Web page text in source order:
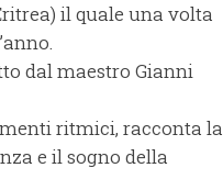
il quale una volta
dal maestro Gianni
ritmici, racconta la
e il sogno della